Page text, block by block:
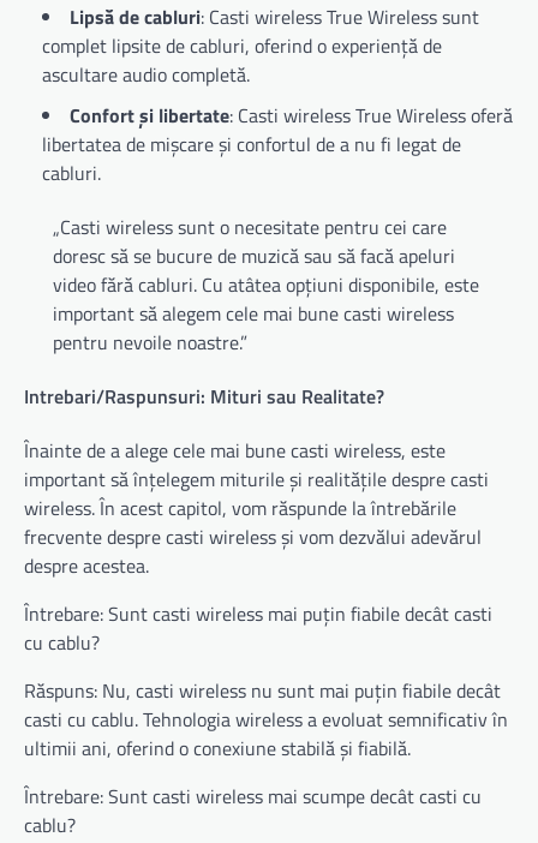
Lipsă de cabluri: Casti wireless True Wireless sunt
complet lipsite de cabluri, oferind o experiență de
ascultare audio completă.
Confort și libertate: Casti wireless True Wireless oferă
libertatea de mișcare și confortul de a nu fi legat de
cabluri.
„Casti wireless sunt o necesitate pentru cei care
doresc să se bucure de muzică sau să facă apeluri
video fără cabluri. Cu atâtea opțiuni disponibile, este
important să alegem cele mai bune casti wireless
pentru nevoile noastre.”
Intrebari/Raspunsuri: Mituri sau Realitate?
Înainte de a alege cele mai bune casti wireless, este
important să înțelegem miturile și realitățile despre casti
wireless. În acest capitol, vom răspunde la întrebările
frecvente despre casti wireless și vom dezvălui adevărul
despre acestea.
Întrebare: Sunt casti wireless mai puțin fiabile decât casti
cu cablu?
Răspuns: Nu, casti wireless nu sunt mai puțin fiabile decât
casti cu cablu. Tehnologia wireless a evoluat semnificativ în
ultimii ani, oferind o conexiune stabilă și fiabilă.
Întrebare: Sunt casti wireless mai scumpe decât casti cu
cablu?